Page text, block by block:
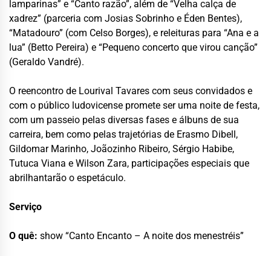
lamparinas” e “Canto razão”, além de “Velha calça de
xadrez” (parceria com Josias Sobrinho e Éden Bentes),
“Matadouro” (com Celso Borges), e releituras para “Ana e a
lua” (Betto Pereira) e “Pequeno concerto que virou canção”
(Geraldo Vandré).
O reencontro de Lourival Tavares com seus convidados e
com o público ludovicense promete ser uma noite de festa,
com um passeio pelas diversas fases e álbuns de sua
carreira, bem como pelas trajetórias de Erasmo Dibell,
Gildomar Marinho, Joãozinho Ribeiro, Sérgio Habibe,
Tutuca Viana e Wilson Zara, participações especiais que
abrilhantarão o espetáculo.
Serviço
O quê: show “Canto Encanto – A noite dos menestréis”